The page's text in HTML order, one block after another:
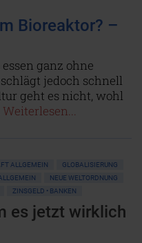
Bioreaktor? –
ganz ohne
jedoch schnell
geht es nicht, wohl
Weiterlesen...
ALLGEMEIN
GLOBALISIERUNG
NEUE WELTORDNUNG
ZINSGELD • BANKEN
es jetzt wirklich